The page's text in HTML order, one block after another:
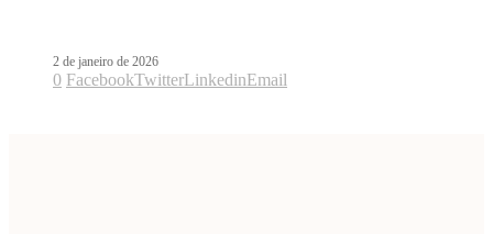
2 de janeiro de 2026
0 FacebookTwitterLinkedinEmail